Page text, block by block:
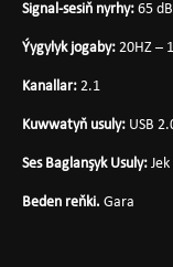
Signal-sesiň nyrhy: 65 dB
Ýygylyk jogaby: 20HZ –
Kanallar: 2.1
Kuwwatyň usuly: USB
Ses Baglanşyk Usuly:
Beden reňki. Gara